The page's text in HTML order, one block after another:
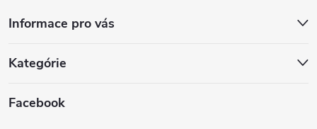
Informace pro vás
Kategórie
Facebook